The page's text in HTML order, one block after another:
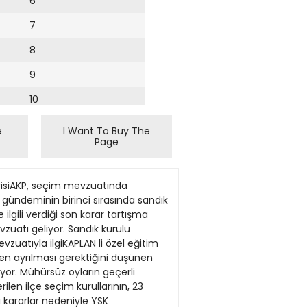
7
8
9
10
14
16
I Want To Buy The
Page
bulunan Kato Dağı’nda askerlerle bir araya geldi. Soylu’nun askerlerle kıldığı bayram namazı sosyal medyanın gündemine oturdu. Namaz sırasında, iktidara yakın A Haber canlı yayına geçti. Bu esnada bayram namazını kılan sivil ve askerlerin arasında namazı karıştıranlar oldu. Başta Anadolu Ajansı olmak üzere namaz kılanla rı görüntüleyen ve fotoğraflamaya çalışan basın mensuplarının önünde gerçekleştirilen ibadetin görüntüleri sosyal medyada birçok kez paylaşıldı. Öte yandan, Soylu’nun bayram namazı kılmak için Kato Dağı’na gitmesi ve yaşanan namaz skandalı “gösteriş” olarak yorumlandı. l İç Politika TOBB BAŞKANI KOPUZ: Soylu’yu protesto edenler Pontus İstanbul Ticaret Borsası Başkanı ve Türkiye Odalar ve Borsalar Birliği (TOBB) Başkan Yardımcısı Ali Kopuz, Trabzon’da İçişleri Bakanı Süleyman Soylu’yu protesto eden yurttaşlara “Pontus” dedi. Kopuz, Trabzon’da yurttaşların protesto ettiği Süleyman Soylu’yu savundu ve “Süleyman Soylu’yu protesto eden gruba bakın, tamamı Ekrem gibi Müslüman gözüken Pontuslar” yazdı. Kopuz, daha sonra attığı tweet’te ise “yanlış anlaşıldığını” ileri sürerek “Okuduğunu anlamak güzel bir haslettir. Trabzonlulara laf söylemek kimsenin haddi değil. Makaryosun heykelini diken adama tepki göstermeyen ama Trabzonun has milliyetçi bir evladına tepki gösterenlere tepkimiz” dedi. l Haber Merkezi AKP’nin adayı rektör vekili oldu 2014’teki yerel seçimde AKP’nin Giresun Belediyesi başkan adayı olan Samsun Ondokuz Mayıs Üniversitesi Öğretim Üyesi Prof. Dr. Yılmaz Can, Giresun Üniversitesi’ne Rektör vekili olarak atandı. Giresun Üniversitesi Rektörü Prof. Dr. Cev det Coşkun’un görev süresinin tamamlamasına az bir süre kalmasına karşın sağlık sorunlarını gerekçe gösterilek istifa etmesinin ardından Cumhurbaşkanlığı tarafından atama yapıldı. Samsun Ondokuz Mayıs Üniversitesi’nde öğretim üyesi olan Yılmaz Can, Giresun Üniversitesi Rektör Vekili olarak atandı. Can, 30 Mart 2014’te AKP Giresun Belediyesi başkan adayı, 7 Haziran 2015 Milletvekil